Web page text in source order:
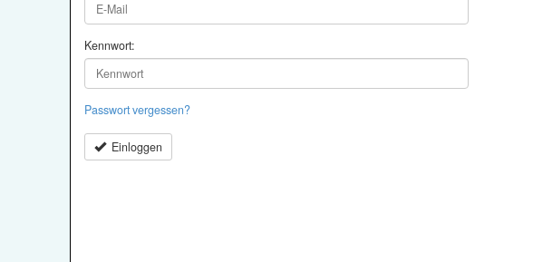
Kennwort:
Passwort vergessen?
Einloggen